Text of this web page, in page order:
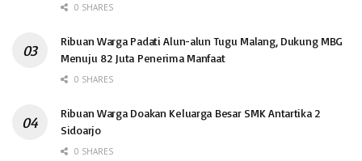
0 SHARES
Ribuan Warga Padati Alun-alun Tugu Malang, Dukung MBG
Menuju 82 Juta Penerima Manfaat
0 SHARES
Ribuan Warga Doakan Keluarga Besar SMK Antartika 2
Sidoarjo
0 SHARES